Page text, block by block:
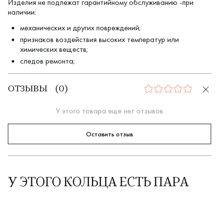
Изделия не подлежат гарантийному обслуживанию -при
наличии:
механических и других повреждений;
признаков воздействия высоких температур или
химических веществ;
следов ремонта;
ОТЗЫВЫ ( 0) 0
У этого товара еще нет отзывов
Оставить отзыв
У ЭТОГО КОЛЬЦА ЕСТЬ ПАРА